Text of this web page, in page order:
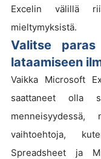
Excelin välillä
mieltymyksistä.
Valitse
lataamiseen
Vaikka Microsoft
saattaneet olla
vaihtoehtoja,
Spreadsheet ja